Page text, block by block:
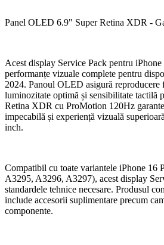
Panel OLED 6.9" Super Retina XDR -
Acest display Service Pack pentru
performanțe vizuale complete pentru
2024. Panoul OLED asigură reproducere
luminozitate optimă și sensibilitate tactilă
Retina XDR cu ProMotion 120Hz
impecabilă și experiență vizuală
inch.
Compatibil cu toate variantele iPhone 16
A3295, A3296, A3297), acest display
standardele tehnice necesare. Produsul
include accesorii suplimentare precum
componente.